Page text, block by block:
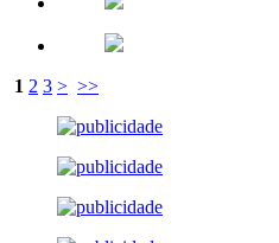
1 2 3 > >>